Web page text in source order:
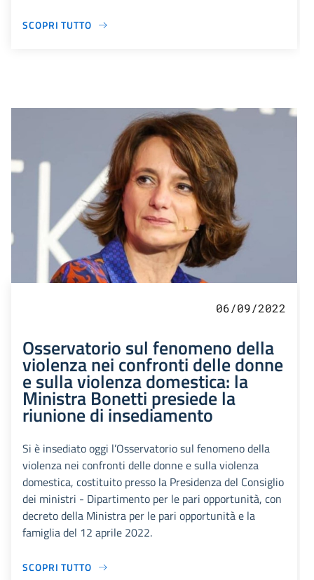
SCOPRI TUTTO
06/09/2022
Osservatorio sul fenomeno della
violenza nei confronti delle donne
e sulla violenza domestica: la
Ministra Bonetti presiede la
riunione di insediamento
Si è insediato oggi l’Osservatorio sul fenomeno della
violenza nei confronti delle donne e sulla violenza
domestica, costituito presso la Presidenza del Consiglio
dei ministri - Dipartimento per le pari opportunità, con
decreto della Ministra per le pari opportunità e la
famiglia del 12 aprile 2022.
SCOPRI TUTTO